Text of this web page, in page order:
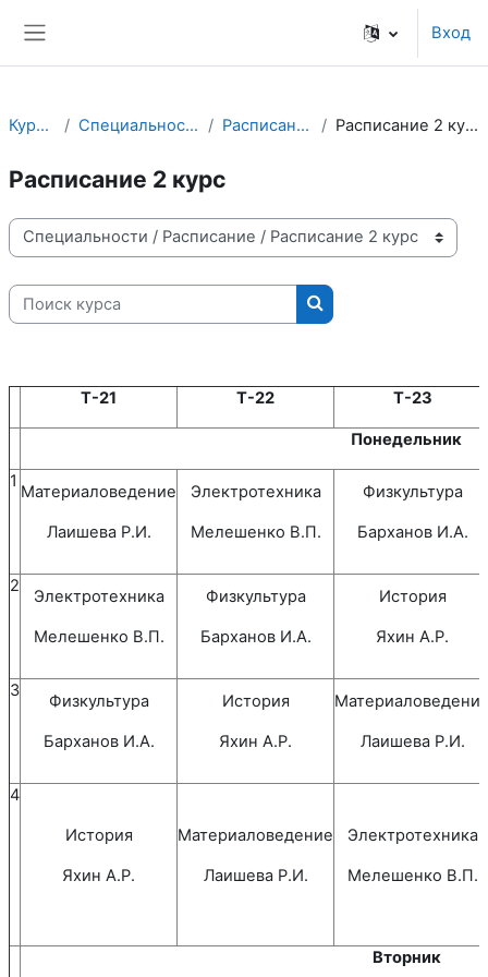
Вход
Курсы Специальности Расписание Расписание 2 курс
Расписание 2 курс
Категории курсов
Поиск курса
Поиск курса
Т-21 Т-22 Т-23
Понедельник
1
Материаловедение
Лаишева Р.И.
Электротехника
Мелешенко В.П.
Физкультура
Барханов И.А.
2
Электротехника
Мелешенко В.П.
Физкультура
Барханов И.А.
История
Яхин А.Р.
3
Физкультура
Барханов И.А.
История
Яхин А.Р. Лаишева Р.И.
4
История
Яхин А.Р.
Материаловедение
Лаишева Р.И.
Электротехника
Мелешенко В.П.
Вторник